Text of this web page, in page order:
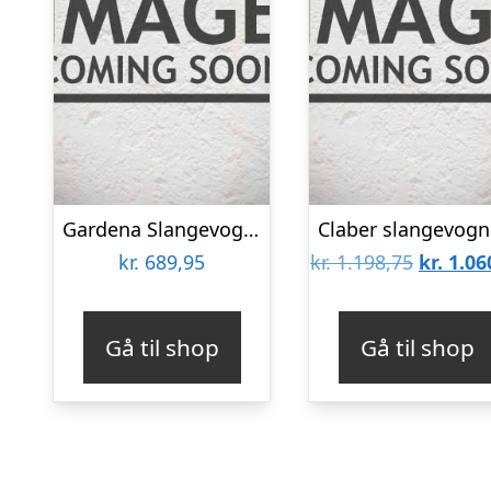
Gardena Slangevogn CleverRoll Easy M – 18515-20
kr. 689,95
Gå til shop
kr.1.198,75 Den
kr.
kr.
Gå til shop